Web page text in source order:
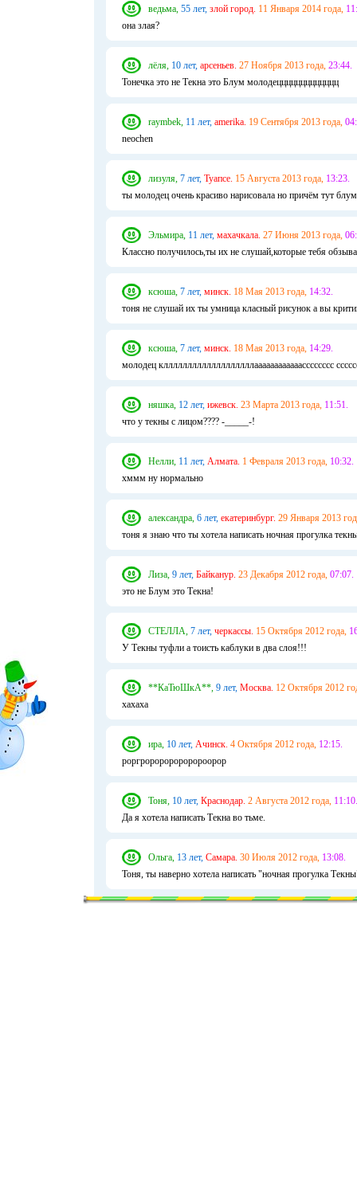
ведьма, 55 лет, злой город. 11 Января 2014 года,
она злая?
лёля, 10 лет, арсеньев. 27 Ноября 2013 года, 23:44.
Тонечка это не Текна это Блум молодеццццццццццццц
raymbek, 11 лет, amerika. 19 Сентября 2013 года,
neochen
лизуля, 7 лет, Туапсе. 15 Августа 2013 года, 13:23.
ты молодец очень красиво нарисовала но причём тут
Эльмира, 11 лет, махачкала. 27 Июня 2013 года,
Классно получилось,ты их не слушай,которые тебя
ксюша, 7 лет, минск. 18 Мая 2013 года, 14:32.
тоня не слушай их ты умница класный рисунок а вы
ксюша, 7 лет, минск. 18 Мая 2013 года, 14:29.
молодец клллллллллллллллллллаааааааааааасссссссс
няшка, 12 лет, ижевск. 23 Марта 2013 года, 11:51.
что у текны с лицом???? -_____-!
Нелли, 11 лет, Алмата. 1 Февраля 2013 года, 10:32.
хммм ну нормально
александра, 6 лет, екатеринбург. 29 Января 2013
тоня я знаю что ты хотела написать ночная прогулка
Лиза, 9 лет, Байканур. 23 Декабря 2012 года, 07:07.
это не Блум это Текна!
СТЕЛЛА, 7 лет, черкассы. 15 Октября 2012 года,
У Текны туфли а тоисть каблуки в два слоя!!!
**КаТюШкА**, 9 лет, Москва. 12 Октября 2012
хахаха
ира, 10 лет, Ачинск. 4 Октября 2012 года, 12:15.
роргроророророророорор
Тоня, 10 лет, Краснодар. 2 Августа 2012 года, 11:10.
Да я хотела написать Текна во тьме.
Ольга, 13 лет, Самара. 30 Июля 2012 года, 13:08.
Тоня, ты наверно хотела написать "ночная прогулка